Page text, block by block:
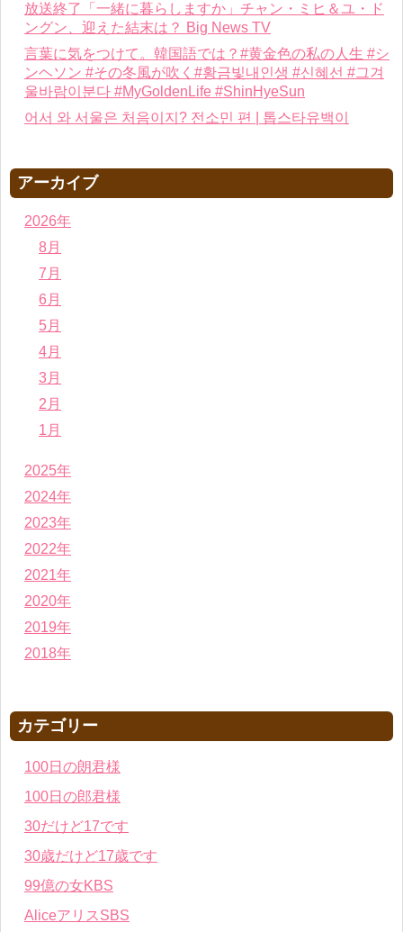
放送終了「一緒に暮らしますか」チャン・ミヒ＆ユ・ド
ングン、迎えた結末は？ Big News TV
言葉に気をつけて。韓国語では？#黄金色の私の人生 #シ
ンヘソン #その冬風が吹く#황금빛내인생 #신혜선 #그겨
울바람이분다 #MyGoldenLife #ShinHyeSun
어서 와 서울은 처음이지? 전소민 편 | 톱스타유백이
アーカイブ
2026年
8月
7月
6月
5月
4月
3月
2月
1月
2025年
2024年
2023年
2022年
2021年
2020年
2019年
2018年
カテゴリー
100日の朗君様
100日の郎君様
30だけど17です
30歳だけど17歳です
99億の女KBS
AliceアリスSBS